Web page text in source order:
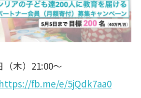
（木）21:00〜
https://fb.me/e/5jQdk7aa0